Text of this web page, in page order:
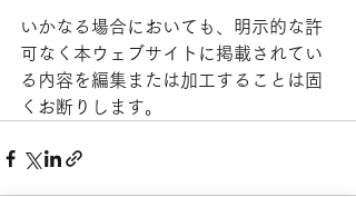
いかなる場合においても、明示的な許
可なく本ウェブサイトに掲載されてい
る内容を編集または加工することは固
くお断りします。